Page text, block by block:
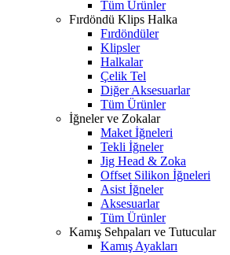
Tüm Ürünler
Fırdöndü Klips Halka
Fırdöndüler
Klipsler
Halkalar
Çelik Tel
Diğer Aksesuarlar
Tüm Ürünler
İğneler ve Zokalar
Maket İğneleri
Tekli İğneler
Jig Head & Zoka
Offset Silikon İğneleri
Asist İğneler
Aksesuarlar
Tüm Ürünler
Kamış Sehpaları ve Tutucular
Kamış Ayakları